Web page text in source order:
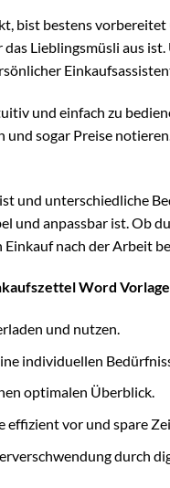
bist bestens
Lieblingsmüsli aus ist.
und einfach zu
sogar Preise
und unterschiedliche
und anpassbar ist. Ob
nach der Arbeit
Word
und nutzen.
individuellen
optimalen Überblick.
effizient vor und spare
durch